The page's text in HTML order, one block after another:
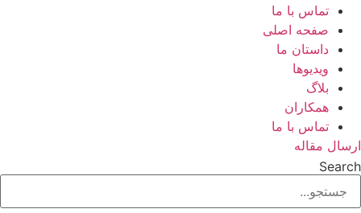
تماس با ما
صفحه اصلی
داستان ما
ویدیوها
بلاگ
همکاران
تماس با ما
ارسال مقاله
Search